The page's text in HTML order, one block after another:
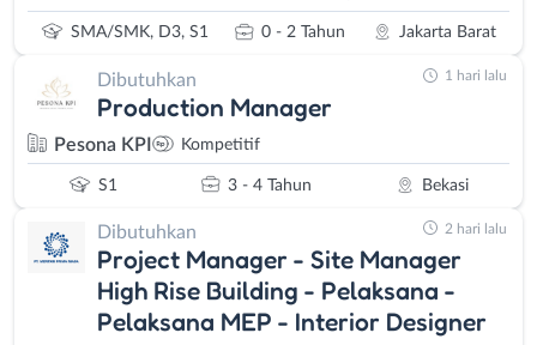
SMA/SMK, D3, S1 0 - 2 Tahun Jakarta Barat
Dibutuhkan
Production Manager
Pesona KPI Kompetitif
S1 3 - 4 Tahun Bekasi
1 hari lalu
Dibutuhkan
Project Manager - Site Manager
High Rise Building - Pelaksana -
Pelaksana MEP - Interior Designer
2 hari lalu